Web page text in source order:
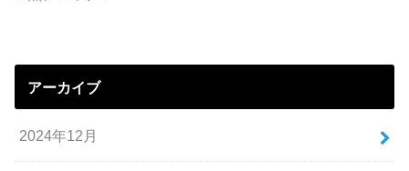
アーカイブ
2024年12月